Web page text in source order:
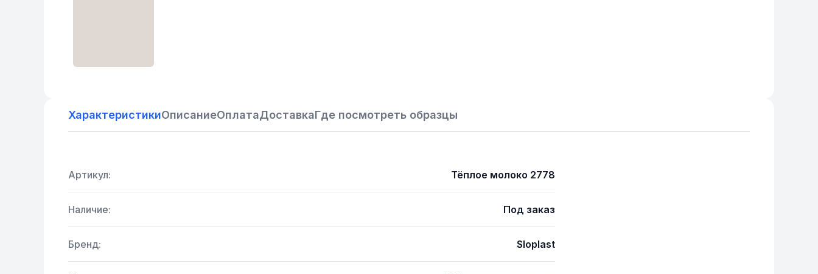
ХарактеристикиОписаниеОплатаДоставкаГде посмотреть образцы
Артикул: Тёплое молоко 2778
Наличие: Под заказ
Бренд: Sloplast